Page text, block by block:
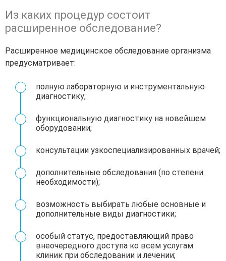
Из каких процедур состоит
расширенное обследование?
Расширенное медицинское обследование организма
предусматривает:
полную лабораторную и инструментальную
диагностику;
функциональную диагностику на новейшем
оборудовании;
консультации узкоспециализированных врачей;
дополнительные обследования (по степени
необходимости);
возможность выбирать любые основные и
дополнительные виды диагностики;
особый статус, предоставляющий право
внеочередного доступа ко всем услугам
клиник при обследовании и лечении;